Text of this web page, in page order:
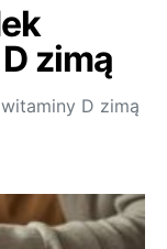
zimą
D zimą